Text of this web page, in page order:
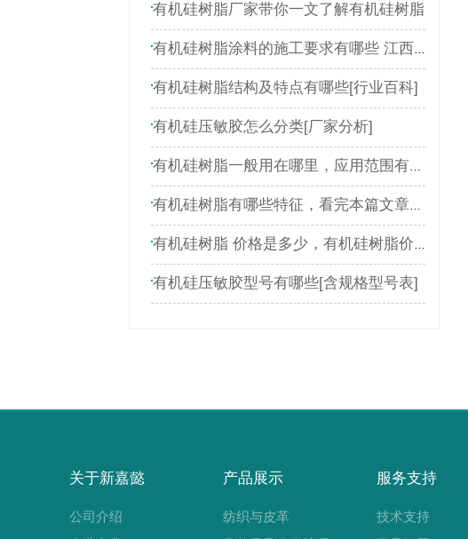
有机硅树脂厂家带你一文了解有机硅树脂
有机硅树脂涂料的施工要求有哪些 江西新嘉懿为您介绍
有机硅树脂结构及特点有哪些[行业百科]
有机硅压敏胶怎么分类[厂家分析]
有机硅树脂一般用在哪里，应用范围有哪些
有机硅树脂有哪些特征，看完本篇文章就了解
有机硅树脂 价格是多少，有机硅树脂价格表
有机硅压敏胶型号有哪些[含规格型号表]
关于新嘉懿
公司介绍
产品展示
纺织与皮革
服务支持
技术支持